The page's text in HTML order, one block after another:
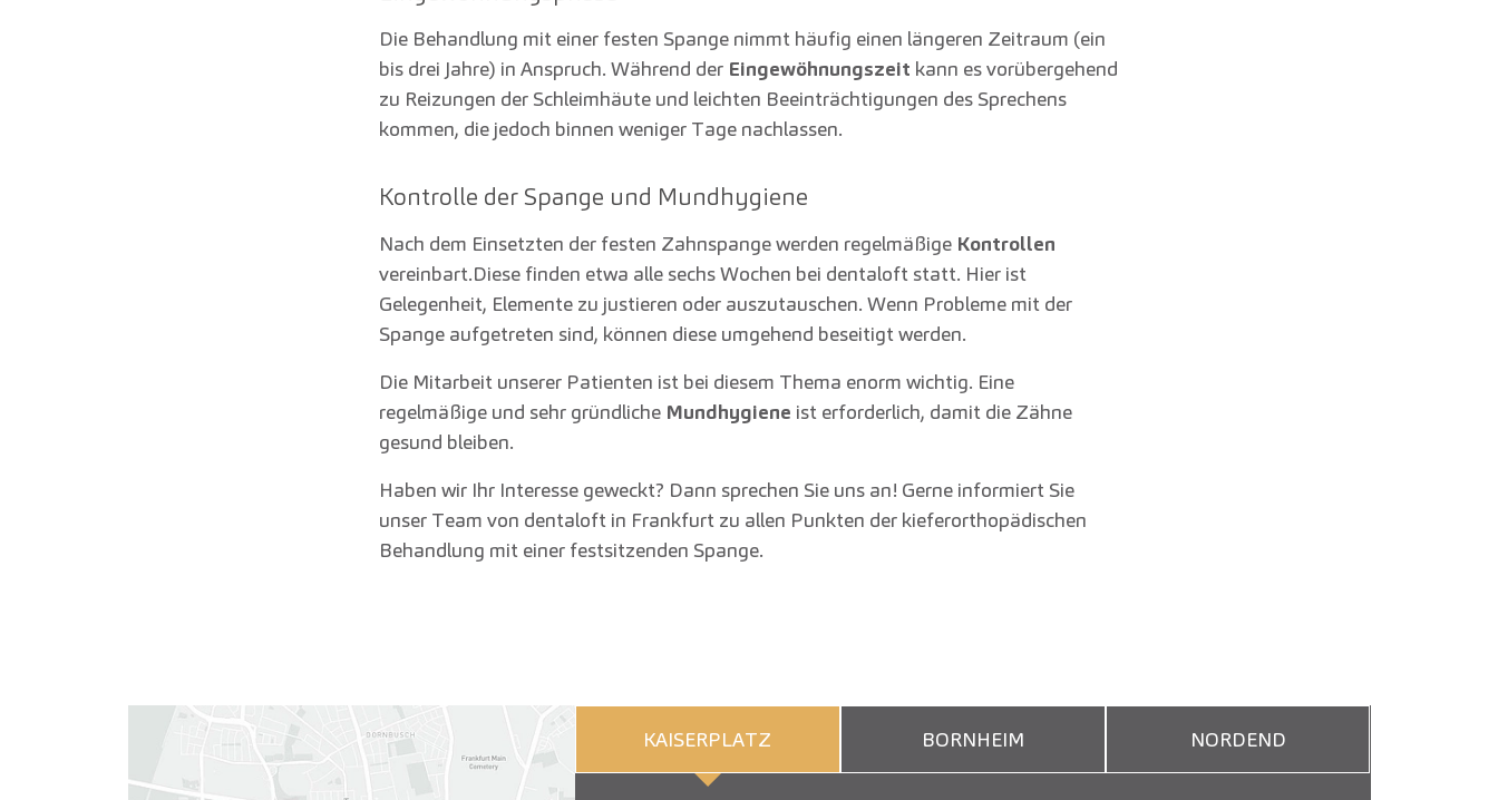
Die Behandlung mit einer festen Spange nimmt häufig einen längeren Zeitraum (ein
bis drei Jahre) in Anspruch. Während der Eingewöhnungszeit kann es vorübergehend
zu Reizungen der Schleimhäute und leichten Beeinträchtigungen des Sprechens
kommen, die jedoch binnen weniger Tage nachlassen.
Kontrolle der Spange und Mundhygiene
Nach dem Einsetzten der festen Zahnspange werden regelmäßige Kontrollen
vereinbart.Diese finden etwa alle sechs Wochen bei dentaloft statt. Hier ist
Gelegenheit, Elemente zu justieren oder auszutauschen. Wenn Probleme mit der
Spange aufgetreten sind, können diese umgehend beseitigt werden.
Die Mitarbeit unserer Patienten ist bei diesem Thema enorm wichtig. Eine
regelmäßige und sehr gründliche Mundhygiene ist erforderlich, damit die Zähne
gesund bleiben.
Haben wir Ihr Interesse geweckt? Dann sprechen Sie uns an! Gerne informiert Sie
unser Team von dentaloft in Frankfurt zu allen Punkten der kieferorthopädischen
Behandlung mit einer festsitzenden Spange.
KAISERPLATZ BORNHEIM NORDEND